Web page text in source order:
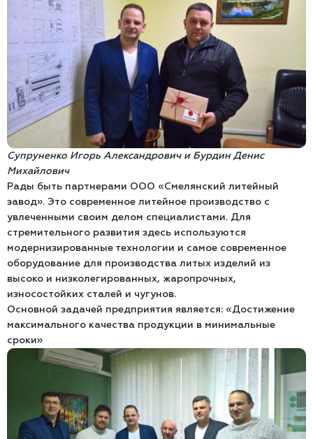
Супруненко Игорь Александрович и Бурдин Денис
Михайлович
Рады быть партнерами ООО «Смелянский литейный
завод». Это современное литейное производство с
увлеченными своим делом специалистами. Для
стремительного развития здесь используются
модернизированные технологии и самое современное
оборудование для производства литых изделий из
высоко и низколегированных, жаропрочных,
износостойких сталей и чугунов.
Основной задачей предприятия является: «Достижение
максимального качества продукции в минимальные
сроки»